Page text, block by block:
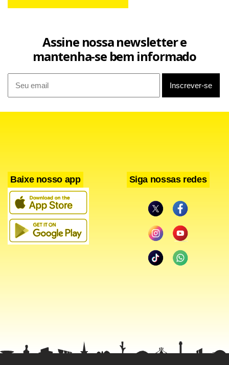
Assine nossa newsletter e
mantenha-se bem informado
Baixe nosso app Siga nossas redes